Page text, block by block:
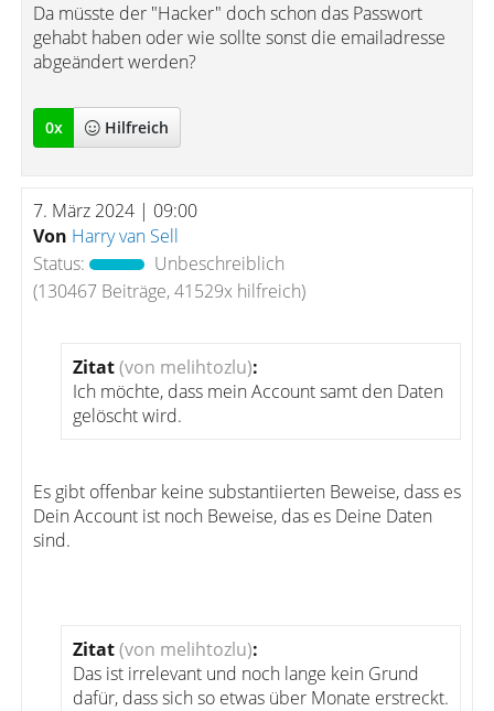
Da müsste der "Hacker" doch schon das Passwort
gehabt haben oder wie sollte sonst die emailadresse
abgeändert werden?
0x Hilfreich
7. März 2024 | 09:00
Von Harry van Sell
Status:
Unbeschreiblich
(130467 Beiträge, 41529x hilfreich)
Zitat(von melihtozlu):
Ich möchte, dass mein Account samt den Daten
gelöscht wird.
Es gibt offenbar keine substantiierten Beweise, dass es
Dein Account ist noch Beweise, das es Deine Daten
sind.
Zitat(von melihtozlu):
Das ist irrelevant und noch lange kein Grund
dafür, dass sich so etwas über Monate erstreckt.